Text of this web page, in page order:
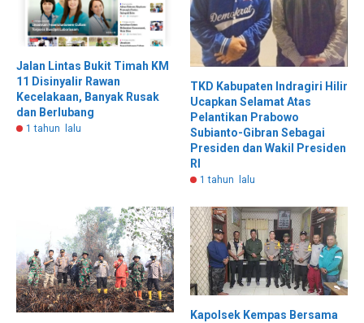
Jalan Lintas Bukit Timah KM
11 Disinyalir Rawan
Kecelakaan, Banyak Rusak
dan Berlubang
1 tahun lalu
TKD Kabupaten Indragiri Hilir
Ucapkan Selamat Atas
Pelantikan Prabowo
Subianto-Gibran Sebagai
Presiden dan Wakil Presiden
RI
1 tahun lalu
Kapolsek Kempas Bersama